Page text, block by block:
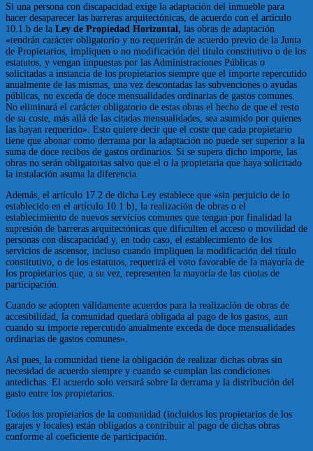
Si una persona con discapacidad exige la adaptación del inmueble para
hacer desaparecer las barreras arquitectónicas, de acuerdo con el artículo
10.1.b de la Ley de Propiedad Horizontal, las obras de adaptación
«tendrán carácter obligatorio y no requerirán de acuerdo previo de la Junta
de Propietarios, impliquen o no modificación del título constitutivo o de los
estatutos, y vengan impuestas por las Administraciones Públicas o
solicitadas a instancia de los propietarios siempre que el importe repercutido
anualmente de las mismas, una vez descontadas las subvenciones o ayudas
públicas, no exceda de doce mensualidades ordinarias de gastos comunes.
No eliminará el carácter obligatorio de estas obras el hecho de que el resto
de su coste, más allá de las citadas mensualidades, sea asumido por quienes
las hayan requerido». Esto quiere decir que el coste que cada propietario
tiene que abonar como derrama por la adaptación no puede ser superior a la
suma de doce recibos de gastos ordinarios. Si se supera dicho importe, las
obras no serán obligatorias salvo que el o la propietaria que haya solicitado
la instalación asuma la diferencia.
Además, el artículo 17.2 de dicha Ley establece que «sin perjuicio de lo
establecido en el artículo 10.1 b), la realización de obras o el
establecimiento de nuevos servicios comunes que tengan por finalidad la
supresión de barreras arquitectónicas que dificulten el acceso o movilidad de
personas con discapacidad y, en todo caso, el establecimiento de los
servicios de ascensor, incluso cuando impliquen la modificación del título
constitutivo, o de los estatutos, requerirá el voto favorable de la mayoría de
los propietarios que, a su vez, representen la mayoría de las cuotas de
participación.
Cuando se adopten válidamente acuerdos para la realización de obras de
accesibilidad, la comunidad quedará obligada al pago de los gastos, aun
cuando su importe repercutido anualmente exceda de doce mensualidades
ordinarias de gastos comunes».
Así pues, la comunidad tiene la obligación de realizar dichas obras sin
necesidad de acuerdo siempre y cuando se cumplan las condiciones
antedichas. El acuerdo solo versará sobre la derrama y la distribución del
gasto entre los propietarios.
Todos los propietarios de la comunidad (incluidos los propietarios de los
garajes y locales) están obligados a contribuir al pago de dichas obras
conforme al coeficiente de participación.